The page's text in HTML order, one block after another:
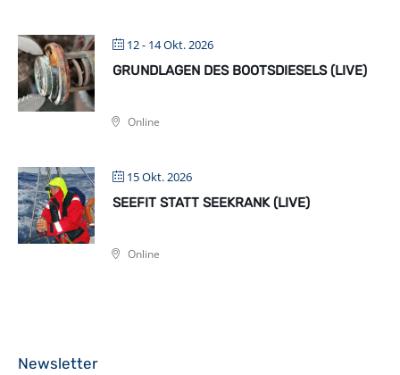
12 - 14 Okt. 2026
GRUNDLAGEN DES BOOTSDIESELS (LIVE)
Online
15 Okt. 2026
SEEFIT STATT SEEKRANK (LIVE)
Online
Newsletter